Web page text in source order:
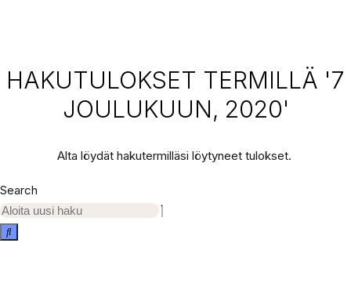
HAKUTULOKSET TERMILLÄ '7
JOULUKUUN, 2020'
Alta löydät hakutermilläsi löytyneet tulokset.
Search